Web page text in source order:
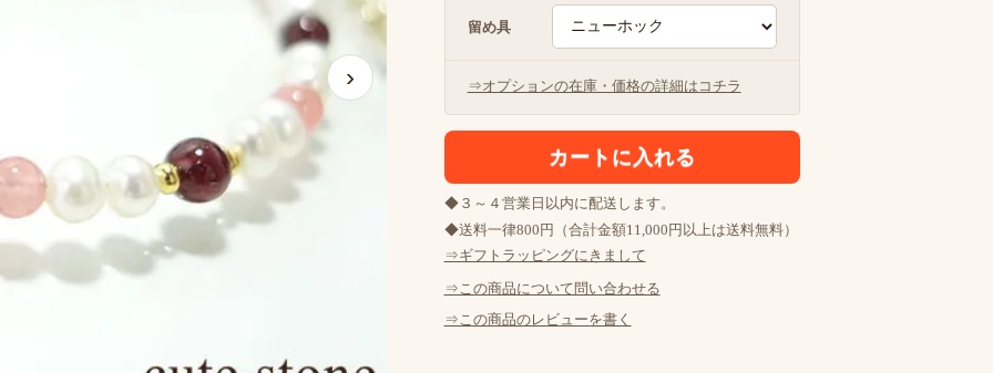
›
留め具
⇒オプションの在庫・価格の詳細はコチラ
◆３～４営業日以内に配送します。
◆送料一律800円（合計金額11,000円以上は送料無料）
⇒ギフトラッピングにきまして
⇒この商品について問い合わせる
⇒この商品のレビューを書く